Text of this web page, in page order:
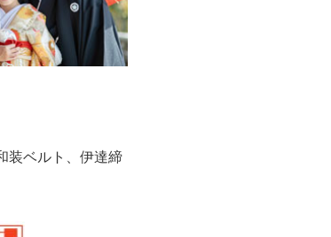
装ベルト、伊達締